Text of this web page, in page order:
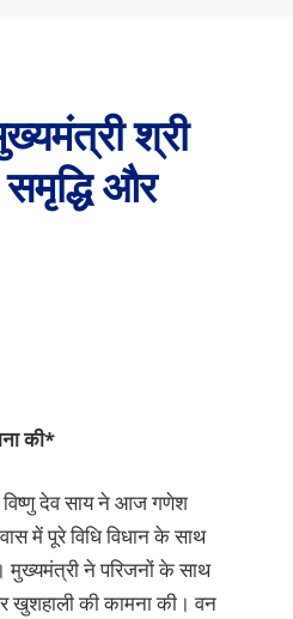
श्री
और
की*
विष्णु देव साय ने आज गणेश
में पूरे विधि विधान के साथ
मुख्यमंत्री ने परिजनों के साथ
खुशहाली की कामना की। वन